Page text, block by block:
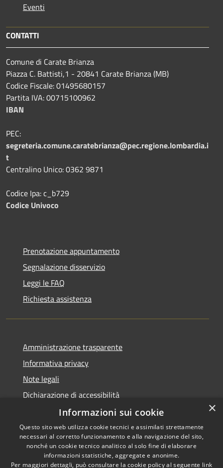
Eventi
CONTATTI
Comune di Carate Brianza
Piazza C. Battisti,1 - 20841 Carate Brianza (MB)
Codice Fiscale: 01495680157
Partita IVA: 00715100962
IBAN
PEC:
segreteria.comune.caratebrianza@pec.regione.lombardia.i
t
Centralino Unico: 0362 9871
Codice Ipa: c_b729
Codice Univoco
Prenotazione appuntamento
Segnalazione disservizio
Leggi le FAQ
Richiesta assistenza
Amministrazione trasparente
Informativa privacy
Note legali
Dichiarazione di accessibilità
Accessibilità
×
Informazioni sui cookie
Questo sito web utilizza cookie tecnici e assimilati strettamente
necessari al corretto funzionamento e alla navigazione del sito,
nonché un cookie tecnico analitico al solo fine di elaborare
informazioni statistiche, aggregate e anonime.
Per maggiori dettagli, può consultare la cookie policy al seguente link